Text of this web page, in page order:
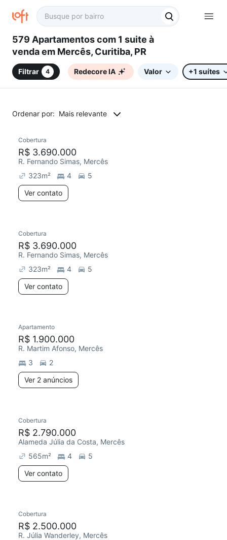
579 Apartamentos com 1 suite à
venda em Mercês, Curitiba, PR
Filtrar 4 Redecore IA Valor +1 suítes
Ordenar por: Mais relevante
Redecorar
Cobertura
R$ 3.690.000
R. Fernando Simas, Mercês
323m² 4
5
Ver contato
Cobertura
R$ 3.690.000
R. Fernando Simas, Mercês
323m² 4
5
Ver contato
Redecorar
Apartamento
R$ 1.900.000
R. Martim Afonso, Mercês
3
2
Ver 2 anúncios
Redecorar
Cobertura
R$ 2.790.000
Alameda Júlia da Costa, Mercês
565m² 4
5
Ver contato
Chegou há 4 dias
Cobertura
R$ 2.500.000
R. Júlia Wanderley, Mercês